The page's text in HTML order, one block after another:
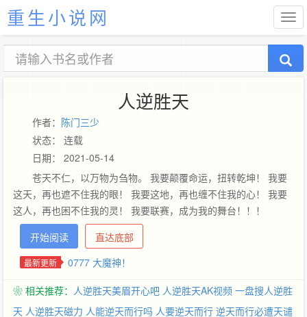
重生小说网
人逆胜天
作者： 陈门三少
状态： 连载
日期： 2021-05-14
苍天不仁，以万物为刍物。 我要颠覆命运，扭转乾坤！ 我要
这天，再也遮不住我的眼！ 我要这地，再也缠不住我的心！ 我要
这人，再也困不住我的灵！ 我要联赛，成为我的舞台！！！
开始阅读
直达底部
最新更新 0777 大魔神！
❀ 相关推荐： 人逆胜天美眉开心吧 人逆胜天AK视频 一盘搜人逆胜
天 人逆胜天磁力 人能逆天而行吗 人要逆天而行 逆天而行必遭天谴